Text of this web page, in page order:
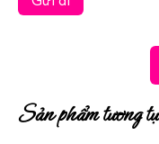
Sản phẩm tương tự